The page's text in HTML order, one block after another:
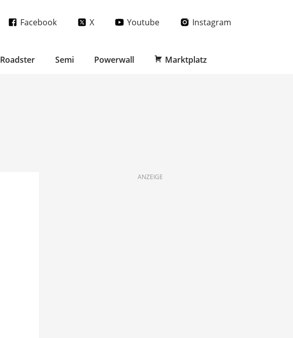
Facebook X Youtube Instagram
Roadster Semi Powerwall Marktplatz
ANZEIGE